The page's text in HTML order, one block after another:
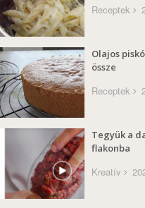
Receptek
Olajos
össze
Receptek
Tegyük a
flakonba
Kreatív